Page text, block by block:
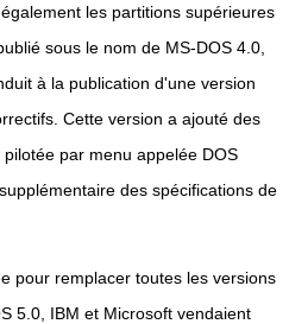
les partitions supérieures
sous le nom de MS-DOS 4.0,
à la publication d'une version
Cette version a ajouté des
par menu appelée DOS
des spécifications de
pour remplacer toutes les versions
5.0, IBM et Microsoft vendaient